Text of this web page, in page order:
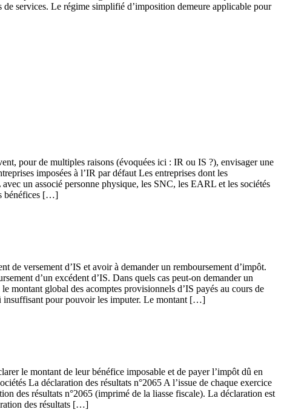
de services. Le régime simplifié d’imposition demeure applicable pour
pour de multiples raisons (évoquées ici : IR ou IS ?), envisager une
imposées à l’IR par défaut Les entreprises dont les
un associé personne physique, les SNC, les EARL et les sociétés
bénéfices […]
de versement d’IS et avoir à demander un remboursement d’impôt.
d’un excédent d’IS. Dans quels cas peut-on demander un
montant global des acomptes provisionnels d’IS payés au cours de
insuffisant pour pouvoir les imputer. Le montant […]
le montant de leur bénéfice imposable et de payer l’impôt dû en
La déclaration des résultats n°2065 A l’issue de chaque exercice
des résultats n°2065 (imprimé de la liasse fiscale). La déclaration est
des résultats […]